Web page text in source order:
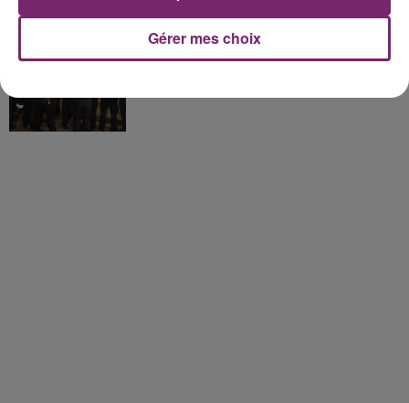
158 pompiers de la région sont
partis hier soir pour la Gironde
Gérer mes choix